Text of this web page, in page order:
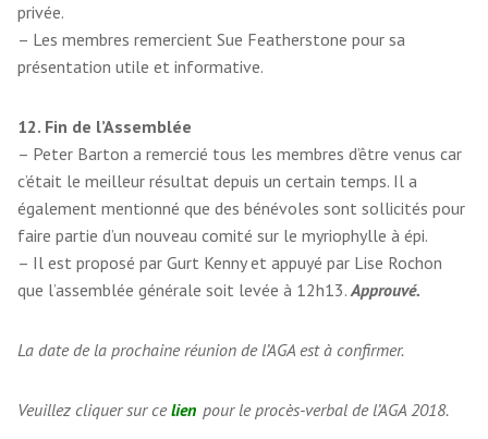
privée.
– Les membres remercient Sue Featherstone pour sa
présentation utile et informative.
12. Fin de l’Assemblée
– Peter Barton a remercié tous les membres d’être venus car
c’était le meilleur résultat depuis un certain temps. Il a
également mentionné que des bénévoles sont sollicités pour
faire partie d’un nouveau comité sur le myriophylle à épi.
– Il est proposé par Gurt Kenny et appuyé par Lise Rochon
que l’assemblée générale soit levée à 12h13.Approuvé.
La date de la prochaine réunion de l’AGA est à confirmer.
Veuillez cliquer sur celien pour le procès-verbal de l’AGA 2018.